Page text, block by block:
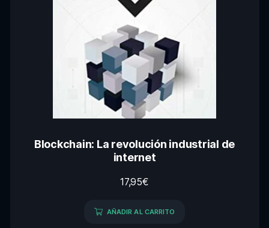
Blockchain: La revolución industrial de
internet
17,95€
AÑADIR AL CARRITO